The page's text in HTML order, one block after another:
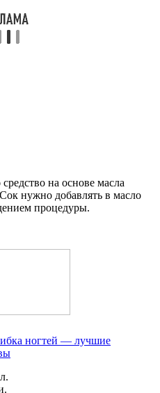
на основе масла
нужно добавлять в масло
процедуры.
ногтей — лучшие